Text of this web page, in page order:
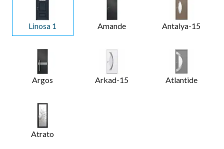
Linosa 1 Amande Antalya-15
Argos Arkad-15 Atlantide
Atrato